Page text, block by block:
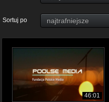
Sortuj po
46:01